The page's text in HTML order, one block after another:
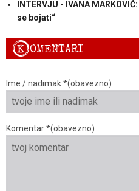
INTERVJU - IVANA
se bojati“
KOMENTARI
Ime / nadimak *(obavezno)
Komentar *(obavezno)